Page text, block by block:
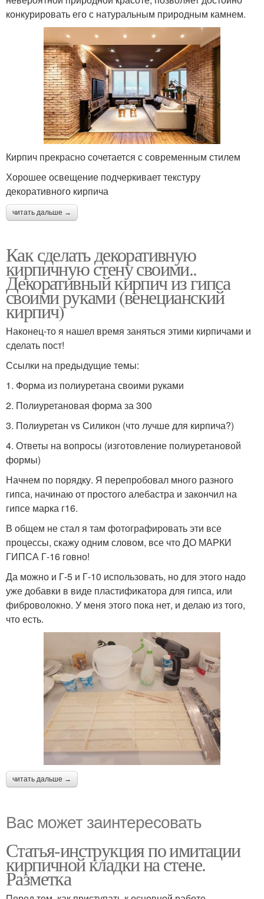
конкурировать его с натуральным природным камнем.
Кирпич прекрасно сочетается с современным стилем
Хорошее освещение подчеркивает текстуру
декоративного кирпича
читать дальше →
Как сделать декоративную
кирпичную стену своими..
Декоративный кирпич из гипса
своими руками (венецианский
кирпич)
Наконец-то я нашел время заняться этими кирпичами и
сделать пост!
Ссылки на предыдущие темы:
1. Форма из полиуретана своими руками
2. Полиуретановая форма за 300
3. Полиуретан vs Силикон (что лучше для кирпича?)
4. Ответы на вопросы (изготовление полиуретановой
формы)
Начнем по порядку. Я перепробовал много разного
гипса, начинаю от простого алебастра и закончил на
гипсе марка г16.
В общем не стал я там фотографировать эти все
процессы, скажу одним словом, все что ДО МАРКИ
ГИПСА Г-16 говно!
Да можно и Г-5 и Г-10 использовать, но для этого надо
уже добавки в виде пластификатора для гипса, или
фиброволокно. У меня этого пока нет, и делаю из того,
что есть.
читать дальше →
Вас может заинтересовать
Статья-инструкция по имитации
кирпичной кладки на стене.
Разметка